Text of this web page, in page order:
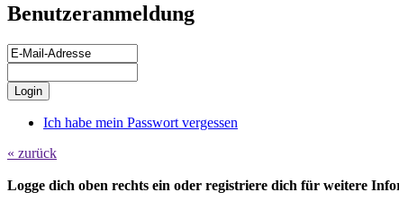
Benutzeranmeldung
Ich habe mein Passwort vergessen
« zurück
Logge dich oben rechts ein oder registriere dich für weitere